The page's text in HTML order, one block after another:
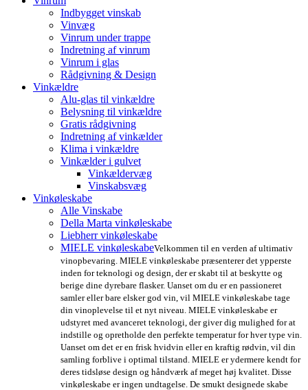
Indbygget vinskab
Vinvæg
Vinrum under trappe
Indretning af vinrum
Vinrum i glas
Rådgivning & Design
Vinkældre
Alu-glas til vinkældre
Belysning til vinkældre
Gratis rådgivning
Indretning af vinkælder
Klima i vinkældre
Vinkælder i gulvet
Vinkældervæg
Vinskabsvæg
Vinkøleskabe
Alle Vinskabe
Della Marta vinkøleskabe
Liebherr vinkøleskabe
MIELE vinkøleskabeVelkommen til en verden af ultimativ
vinopbevaring. MIELE vinkøleskabe præsenterer det ypperste
inden for teknologi og design, der er skabt til at beskytte og
berige dine dyrebare flasker. Uanset om du er en passioneret
samler eller bare elsker god vin, vil MIELE vinkøleskabe tage
din vinoplevelse til et nyt niveau. MIELE vinkøleskabe er
udstyret med avanceret teknologi, der giver dig mulighed for at
indstille og opretholde den perfekte temperatur for hver type vin.
Uanset om det er en frisk hvidvin eller en kraftig rødvin, vil din
samling forblive i optimal tilstand. MIELE er ydermere kendt for
deres tidsløse design og håndværk af meget høj kvalitet. Disse
vinkøleskabe er ingen undtagelse. De smukt designede skabe